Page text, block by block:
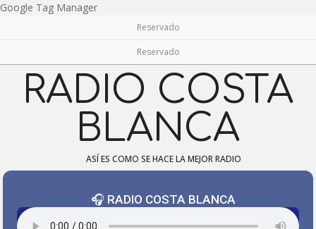
Google Tag ManagerSkip
content
Reservado
Reservado
RADIO COSTA
BLANCA
ASÍ ES COMO SE HACE LA MEJOR RADIO
🎧 RADIO COSTA BLANCA